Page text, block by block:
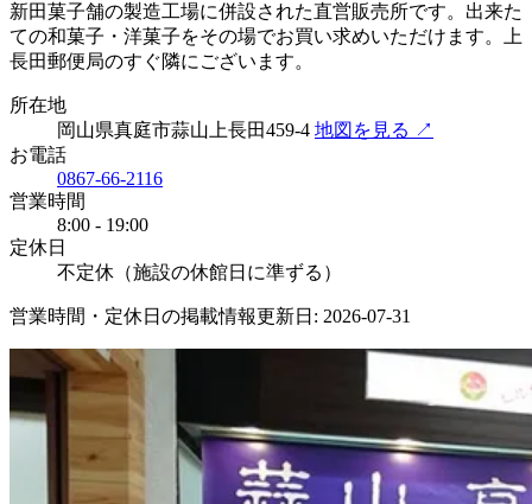
新田菓子舗の製造工場に併設された直営販売所です。出来た
ての和菓子・洋菓子をその場でお買い求めいただけます。上
長田郵便局のすぐ隣にございます。
所在地
岡山県真庭市蒜山上長田459-4 地図を見る ↗
お電話
0867-66-2116
営業時間
8:00 - 19:00
定休日
不定休（施設の休館日に準ずる）
営業時間・定休日の掲載情報更新日: 2026-07-31